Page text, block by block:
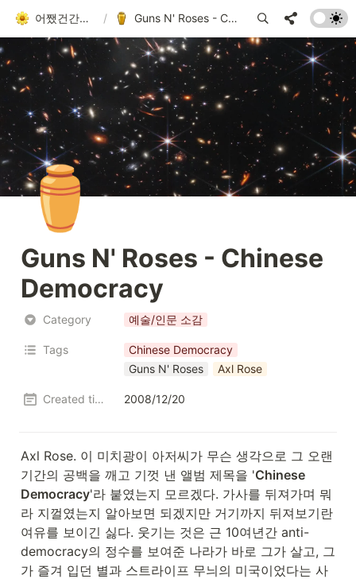
어쨌건간에 흘러가는 者 / Guns N' Roses - Chinese Democracy
⚱️
Guns N' Roses - Chinese
Democracy
Category 예술/인문 소감
Tags
Chinese Democracy
Guns N' Roses
Axl Rose
Created time 2008/12/20
Axl Rose. 이 미치광이 아저씨가 무슨 생각으로 그 오랜
기간의 공백을 깨고 기껏 낸 앨범 제목을 'Chinese
Democracy'라 붙였는지 모르겠다. 가사를 뒤져가며 뭐
라 지껄였는지 알아보면 되겠지만 거기까지 뒤져보기란
여유를 보이긴 싫다. 웃기는 것은 근 10여년간 anti-
democracy의 정수를 보여준 나라가 바로 그가 살고, 그
가 즐겨 입던 별과 스트라이프 무늬의 미국이었다는 사